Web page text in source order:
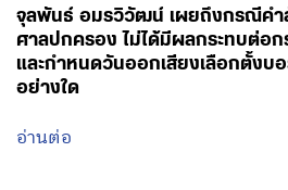
จุลพันธ์ อมรวิวัฒน์ เผยถึงกรณีคำ
ศาลปกครอง ไม่ได้มีผลกระทบต่อก
และกำหนดวันออกเสียงเลือกตั้งบ
อย่างใด
อ่านต่อ